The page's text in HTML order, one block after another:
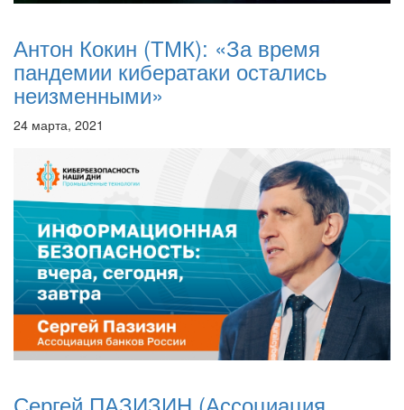
Антон Кокин (ТМК): «За время
пандемии кибератаки остались
неизменными»
24 марта, 2021